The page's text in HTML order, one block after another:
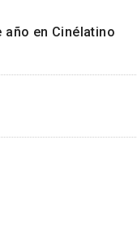
año en Cinélatino